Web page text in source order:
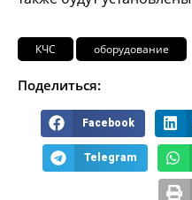
КЧС оборудование
Поделиться:
Facebook
Telegram